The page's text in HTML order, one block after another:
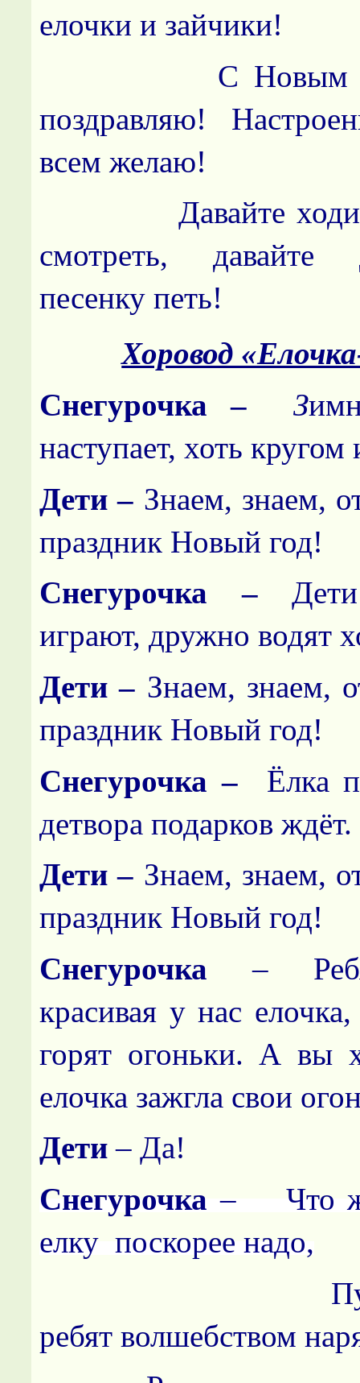
елочки и зайчики!
С Новым
поздравляю!
всем желаю!
Давайте ходить
смотреть,
песенку петь!
Хоровод
Снегурочка
– З
наступает, хоть кругом
Дети – Знаем, знаем,
праздник Новый год!
Снегурочка –
играют, дружно водят
Дети – Знаем, знаем,
праздник Новый год!
Снегурочка –
Ёлка
детвора подарков ждёт.
Дети – Знаем, знаем,
праздник Новый год!
Снегурочка –
красивая у нас
горят огоньки. А вы
елочка зажгла свои
Дети – Да!
Снегурочка –
Что
елку поскорее надо,
ребят волшебством